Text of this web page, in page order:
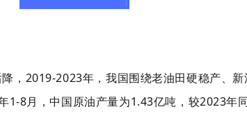
，2019-2023年，我国围绕老油田硬稳产、
8月，中国原油产量为1.43亿吨，较2023年同